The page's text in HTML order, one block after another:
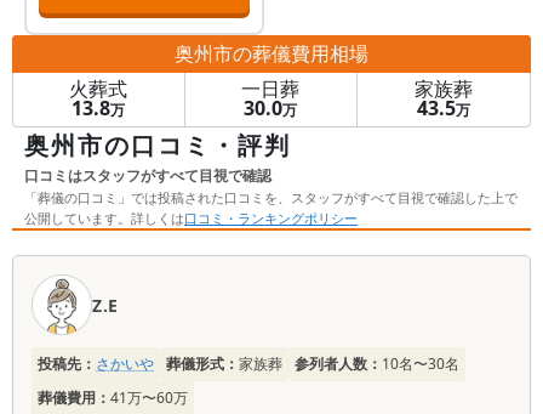
奥州市の葬儀費用相場
火葬式
13.8万
一日葬
30.0万
家族葬
43.5万
奥州市の口コミ・評判
口コミはスタッフがすべて目視で確認
「葬儀の口コミ」では投稿された口コミを、スタッフがすべて目視で確認した上で
公開しています。詳しくは口コミ・ランキングポリシー
Z.E
投稿先： さかいや 葬儀形式： 家族葬 参列者人数： 10名〜30名
葬儀費用： 41万〜60万